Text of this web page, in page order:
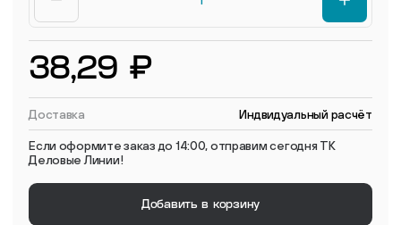
38,29 ₽
Доставка Индвидуальный расчёт
Если оформите заказ до 14:00, отправим сегодня ТК
Деловые Линии!
Добавить в корзину